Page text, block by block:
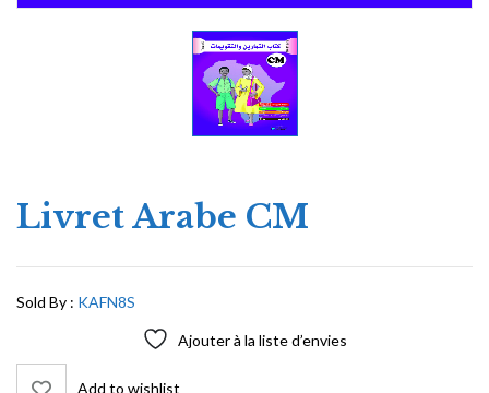
Livret Arabe CM
Sold By : KAFN8S
Ajouter à la liste d’envies
Add to wishlist